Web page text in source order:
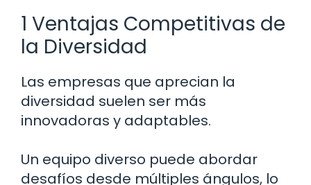
1 Ventajas Competitivas de
la Diversidad
Las empresas que aprecian la
diversidad suelen ser más
innovadoras y adaptables.
Un equipo diverso puede abordar
desafíos desde múltiples ángulos, lo